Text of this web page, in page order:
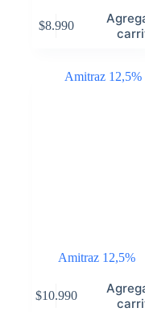
$8.990
Amitraz 12,5%
$10.990